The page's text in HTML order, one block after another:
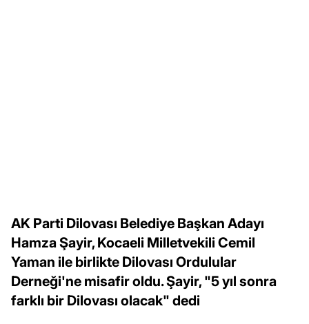
AK Parti Dilovası Belediye Başkan Adayı
Hamza Şayir, Kocaeli Milletvekili Cemil
Yaman ile birlikte Dilovası Ordulular
Derneği'ne misafir oldu. Şayir, "5 yıl sonra
farklı bir Dilovası olacak" dedi